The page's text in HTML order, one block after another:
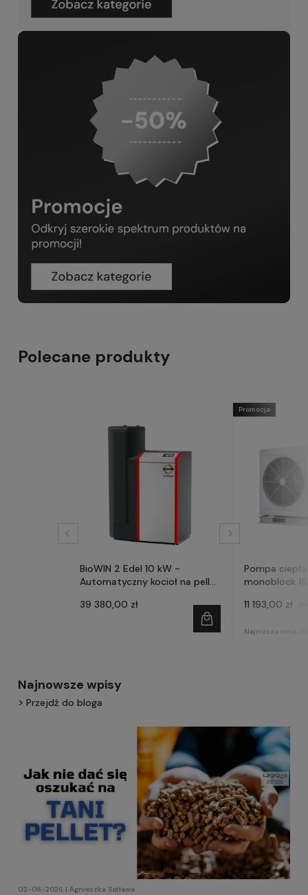
Polecane produkty
BioWIN 2 Edel 10 kW -
Automatyczny kocioł na pellet
39 380,00 zł
Pompa
monoblock
11 193,00 zł
Najniższa cena:
Promocja
Najnowsze wpisy
Przejdź do bloga
03-08-2026 | Agnieszka Satława